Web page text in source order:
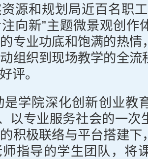
源和规划局近百名职
向新”主题微景观创作
专业功底和饱满的热情
组织到现场教学的全流
评。
是学院深化创新创业教
以专业服务社会的一次
积极联络与平台搭建下
指导的学生团队，将